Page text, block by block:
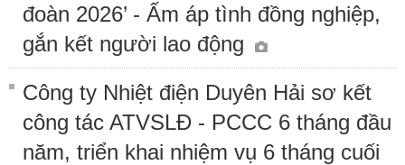
đoàn 2026’ - Ấm áp tình đồng nghiệp,
gắn kết người lao động
Công ty Nhiệt điện Duyên Hải sơ kết
công tác ATVSLĐ - PCCC 6 tháng đầu
năm, triển khai nhiệm vụ 6 tháng cuối